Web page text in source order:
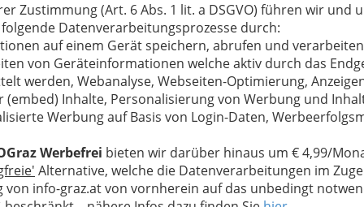
Zustimmung (Art. 6 Abs. 1 lit. a DSGVO) führen wir und
Datenverarbeitungsprozesse durch:
auf einem Gerät speichern, abrufen und
von Geräteinformationen welche aktiv durch das
werden, Webanalyse, Webseiten-Optimierung,
(embed) Inhalte, Personalisierung von Werbung und
Werbung auf Basis von Login-Daten,
Werbefrei bieten wir darüber hinaus um € 4,99/
Alternative, welche die Datenverarbeitungen im
von info-graz.at von vornherein auf das unbedingt
bewahren, verwenden wir an dieser Stelle zur
Ihre Nachricht wird nach dem Absenden
Meine Nachricht